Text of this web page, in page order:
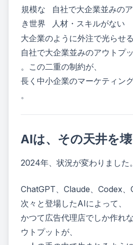
規模な
き世界
自社で大企業並みの
人材・スキルがない
大企業のように外注で光らせ
自社で大企業並みのアウトプ
。この二重の制約が、
長く中小企業のマーケティン
。
AIは、その天井を
2024年、状況が変わりました。
ChatGPT、Claude、Codex、
次々と登場したAIによって、
かつて広告代理店でしか作れ
ウトプットが、